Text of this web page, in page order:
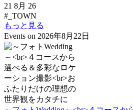
21 8月 26
#_TOWN
もっと見る
Events on 2026年8月22日